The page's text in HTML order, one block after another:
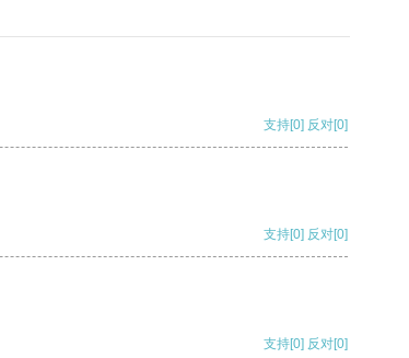
支持[0] 反对[0]
支持[0] 反对[0]
支持[0] 反对[0]